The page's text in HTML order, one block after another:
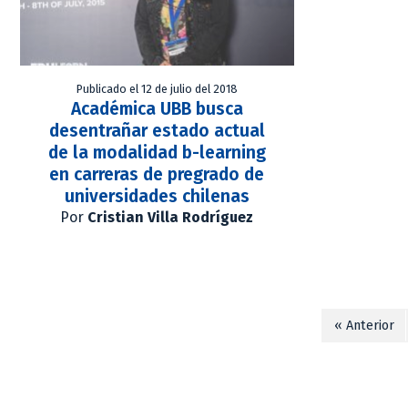
Publicado el 12 de julio del 2018
Académica UBB busca
desentrañar estado actual
de la modalidad b-learning
en carreras de pregrado de
universidades chilenas
Por Cristian Villa Rodríguez
« Anterior